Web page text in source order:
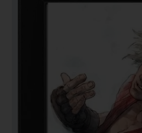
Notebooks
Puzzles
Video Games فيديو